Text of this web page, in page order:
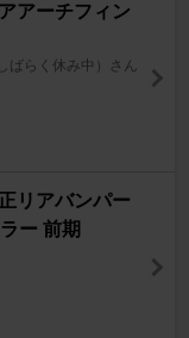
アーチフィン
ばらく休み中）さん
リアバンパー
ー 前期